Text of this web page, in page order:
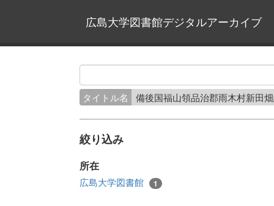
広島大学図書館デジタルアーカイブ
タイトル名 備後国福山領品治郡雨木村新田
絞り込み
所在
広島大学図書館 1